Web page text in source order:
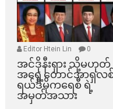
Editor Htein Lin 0
အင်ဒိုနီးရှား သို့မဟုတ်
အရှေ့တောင်အာရှလ
ရယ်ဒီမိုကရေစီ ရဲ့
အမှတ်အသား